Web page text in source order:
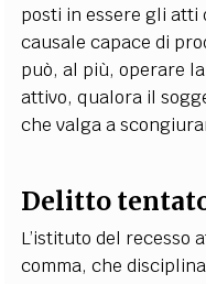
posti in essere gli atti
causale capace di
può, al più, operare
attivo, qualora il
che valga a
Delitto
L’istituto del recesso
comma, che